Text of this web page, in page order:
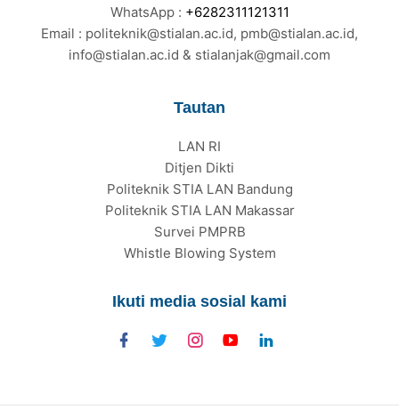
WhatsApp : +6282311121311
Email : politeknik@stialan.ac.id, pmb@stialan.ac.id,
info@stialan.ac.id & stialanjak@gmail.com
Tautan
LAN RI
Ditjen Dikti
Politeknik STIA LAN Bandung
Politeknik STIA LAN Makassar
Survei PMPRB
Whistle Blowing System
Ikuti media sosial kami